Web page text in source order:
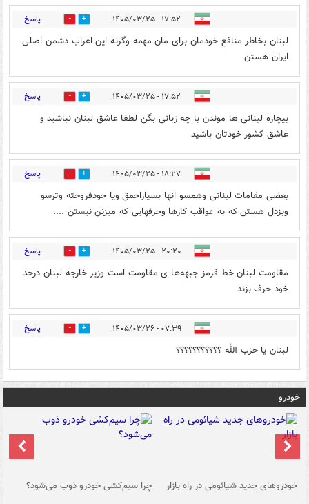
۱۷:۵۲ - ۱۴۰۵/۰۳/۲۵ 3 پاسخ
لبنان بخاطر منافع خودمان برای مان مهمه وگرنه این اعراب دشمن اصلی
ایران هستن
۱۷:۵۲ - ۱۴۰۵/۰۳/۲۵ 2 پاسخ
بیچاره لبنانی ها موندن با چه زبانی بگن لطفا عاشق لبنان نباشید و
عاشق کشور خودتان باشید
۱۸:۲۷ - ۱۴۰۵/۰۳/۲۵ 0 پاسخ
بعضی مقامات لبنانی وهمسو انها بسیاراحمق ویا حودفروخته وترسو
وبزدل هستن که به عواقب کارها وحرفهایی که میزنن نیستن ....
۲۰:۲۰ - ۱۴۰۵/۰۳/۲۵ 0 پاسخ
مقاومت لبنان خط قرمز جبهه‌ها ی مقاومت است وزیر خارجه لبنان درحد
خود حرف بزند
۰۷:۳۹ - ۱۴۰۵/۰۳/۲۶ 0 پاسخ
لبنان یا حزب الله ؟؟؟؟؟؟؟؟؟؟؟
خودرو
خودروهای جدید شیائومی در راه بازار چرا سیم‌کشی خودرو ذوب می‌شود؟